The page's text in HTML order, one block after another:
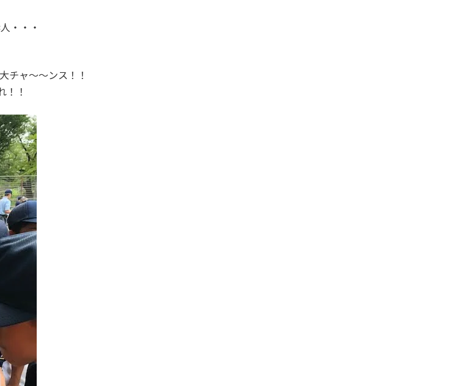
・・・
チャ〜〜ンス！！
！！